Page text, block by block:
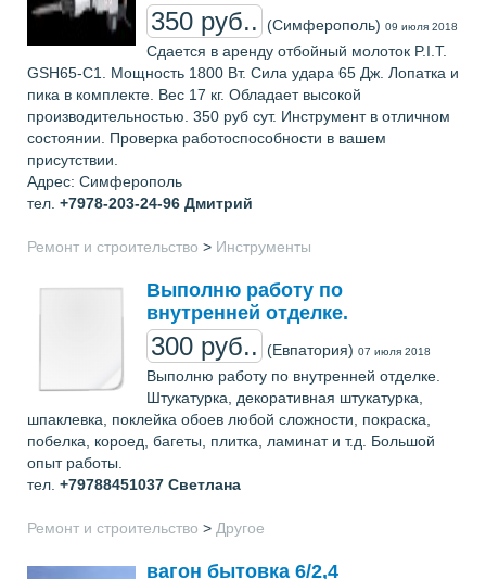
350 руб.. (Симферополь) 09 июля 2018
Сдается в аренду отбойный молоток P.I.T.
GSH65-C1. Мощность 1800 Вт. Сила удара 65 Дж. Лопатка и
пика в комплекте. Вес 17 кг. Обладает высокой
производительностью. 350 руб сут. Инструмент в отличном
состоянии. Проверка работоспособности в вашем
присутствии.
Адрес: Симферополь
тел. +7978-203-24-96 Дмитрий
Ремонт и строительство > Инструменты
Выполню работу по
внутренней отделке.
300 руб.. (Евпатория) 07 июля 2018
Выполню работу по внутренней отделке.
Штукатурка, декоративная штукатурка,
шпаклевка, поклейка обоев любой сложности, покраска,
побелка, короед, багеты, плитка, ламинат и т.д. Большой
опыт работы.
тел. +79788451037 Светлана
Ремонт и строительство > Другое
вагон бытовка 6/2,4